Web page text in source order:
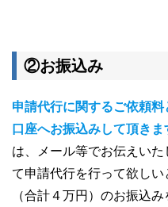
②お振込み
申請代行に関するご依頼
口座へお振込みして頂きま
は、メール等でお伝えい
て申請代行を行って欲し
（合計４万円）のお振込